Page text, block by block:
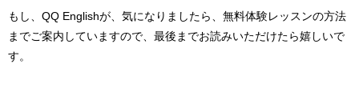
もし、QQ Englishが、気になりましたら、無料体験レッスンの方法
までご案内していますので、最後までお読みいただけたら嬉しいで
す。